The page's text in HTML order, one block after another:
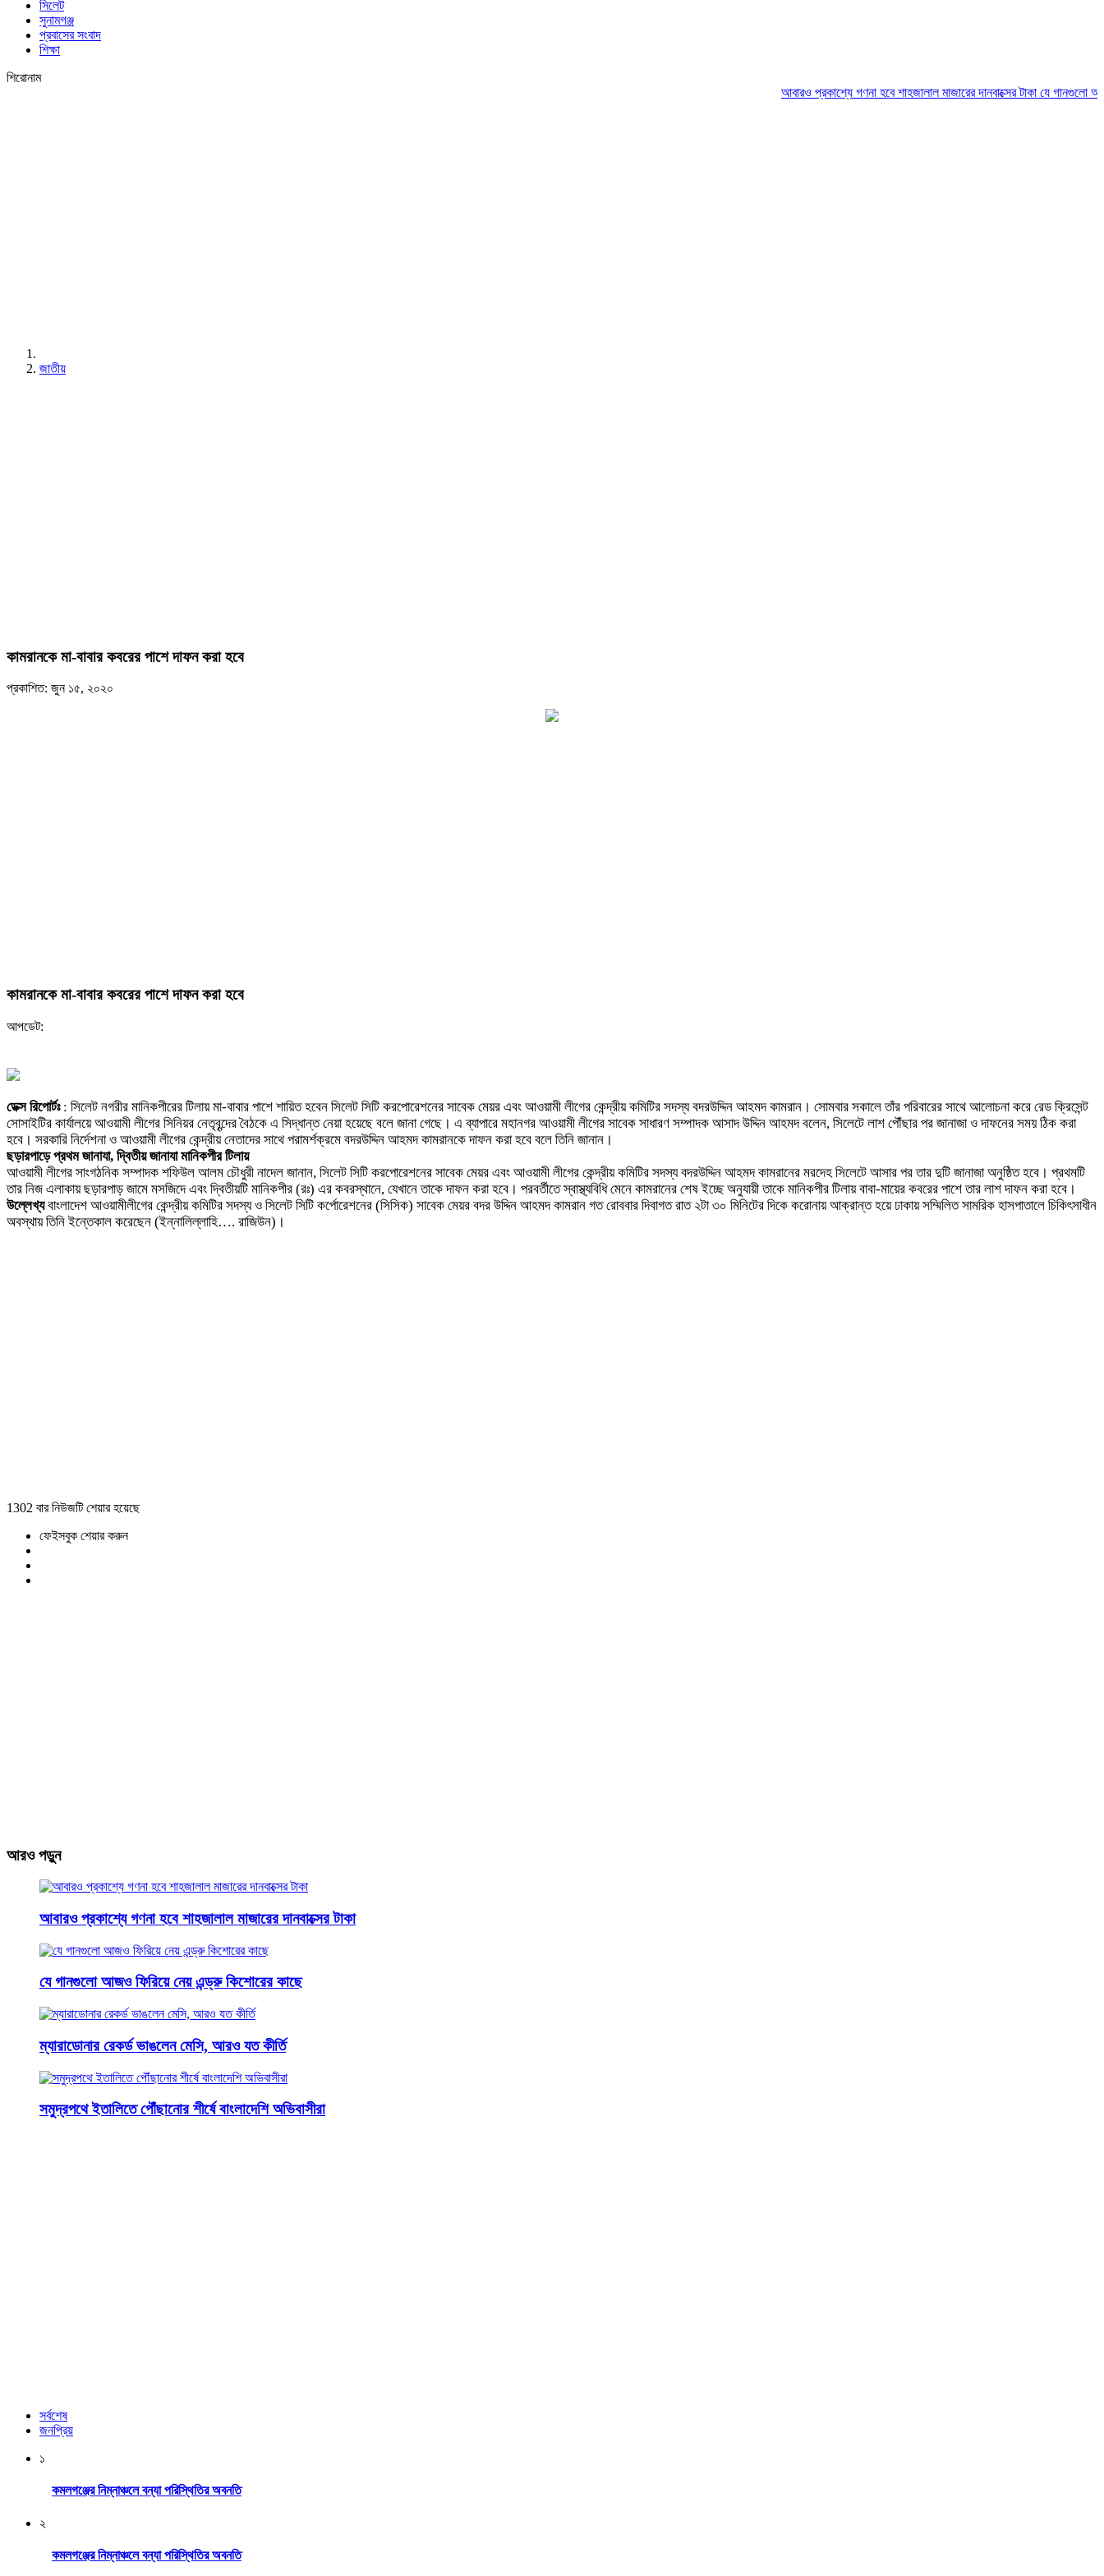
সিলেট
সুনামগঞ্জ
প্রবাসের সংবাদ
শিক্ষা
শিরোনাম
আবারও প্রকাশ্যে গণনা হবে শাহজালাল মাজারের দানবাক্সের টাকাযে গানগুলো আজও ফিরিয়ে
জাতীয়
কামরানকে মা-বাবার কবরের পাশে দাফন করা হবে
প্রকাশিত: জুন ১৫, ২০২০
কামরানকে মা-বাবার কবরের পাশে দাফন করা হবে
আপডেট:
ডেক্স রিপোর্টঃ: সিলেট নগরীর মানিকপীরের টিলায় মা-বাবার পাশে শায়িত হবেন সিলেট সিটি করপোরেশনের সাবেক মেয়র এবং আওয়ামী লীগের কেন্দ্রীয় কমিটির সদস্য বদরউদ্দিন আহমদ কামরান। সোমবার সকালে তাঁর পরিবারের সাথে আলোচনা করে রেড ক্রিসেন্ট
সোসাইটির কার্যালয়ে আওয়ামী লীগের সিনিয়র নেতৃবৃন্দের বৈঠকে এ সিদ্ধান্ত নেয়া হয়েছে বলে জানা গেছে। এ ব্যাপারে মহানগর আওয়ামী লীগের সাবেক সাধারণ সম্পাদক আসাদ উদ্দিন আহমদ বলেন, সিলেটে লাশ পৌঁছার পর জানাজা ও দাফনের সময় ঠিক করা
হবে। সরকারি নির্দেশনা ও আওয়ামী লীগের কেন্দ্রীয় নেতাদের সাথে পরামর্শক্রমে বদরউদ্দিন আহমদ কামরানকে দাফন করা হবে বলে তিনি জানান।
ছড়ারপাড়ে প্রথম জানাযা, দ্বিতীয় জানাযা মানিকপীর টিলায়
আওয়ামী লীগের সাংগঠনিক সম্পাদক শফিউল আলম চৌধুরী নাদেল জানান, সিলেট সিটি করপোরেশনের সাবেক মেয়র এবং আওয়ামী লীগের কেন্দ্রীয় কমিটির সদস্য বদরউদ্দিন আহমদ কামরানের মরদেহ সিলেটে আসার পর তার দুটি জানাজা অনুষ্ঠিত হবে। প্রথমটি
তার নিজ এলাকায় ছড়ারপাড় জামে মসজিদে এবং দ্বিতীয়টি মানিকপীর (রঃ) এর কবরস্থানে, যেখানে তাকে দাফন করা হবে। পরবর্তীতে স্বাস্থ্যবিধি মেনে কামরানের শেষ ইচ্ছে অনুযায়ী তাকে মানিকপীর টিলায় বাবা-মায়ের কবরের পাশে তার লাশ দাফন করা হবে।
উল্লেখ্যবাংলাদেশ আওয়ামীলীগের কেন্দ্রীয় কমিটির সদস্য ও সিলেট সিটি কর্পোরেশনের (সিসিক) সাবেক মেয়র বদর উদ্দিন আহমদ কামরান গত রোববার দিবাগত রাত ২টা ৩০ মিনিটের দিকে করোনায় আক্রান্ত হয়ে ঢাকায় সম্মিলিত সামরিক হাসপাতালে চিকিৎসাধীন
অবস্থায় তিনি ইন্তেকাল করেছেন (ইন্নালিল্লাহি…. রাজিউন)।
1302 বার নিউজটি শেয়ার হয়েছে
ফেইসবুক শেয়ার করুন
আরও পড়ুন
আবারও প্রকাশ্যে গণনা হবে শাহজালাল মাজারের দানবাক্সের টাকা
যে গানগুলো আজও ফিরিয়ে নেয় এন্ড্রু কিশোরের কাছে
ম্যারাডোনার রেকর্ড ভাঙলেন মেসি, আরও যত কীর্তি
সমুদ্রপথে ইতালিতে পৌঁছানোর শীর্ষে বাংলাদেশি অভিবাসীরা
সর্বশেষ
জনপ্রিয়
১
কমলগঞ্জের নিম্নাঞ্চলে বন্যা পরিস্থিতির অবনতি
২
কমলগঞ্জের নিম্নাঞ্চলে বন্যা পরিস্থিতির অবনতি